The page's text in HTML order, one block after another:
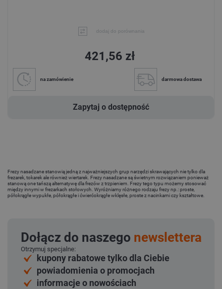
dodaj do porównania
421,56 zł
na zamówienie darmowa dostawa
Zapytaj o dostępność
Frezy nasadzane stanowią jedną z najważniejszych grup narzędzi skrawających nie tylko dla
frezarek, tokarek ale również wiertarek. Frezy nasadzane są świetnym rozwiązaniem ponieważ
stanową one tańszą alternatywę dla frezów z trzpieniem. Frezy tego typu możemy stosować
między innymi w frezarkach stołowych. Wyróżniamy różnego rodzaju frezy np.: proste,
półokrągłe wypukłe, półokrągłe i ćwierćokrągłe wklęsłe, proste z nacinkami czy kształtowe.
Dołącz do naszego newslettera
Otrzymuj specjalne:
kupony rabatowe tylko dla Ciebie
powiadomienia o promocjach
informacje o nowościach